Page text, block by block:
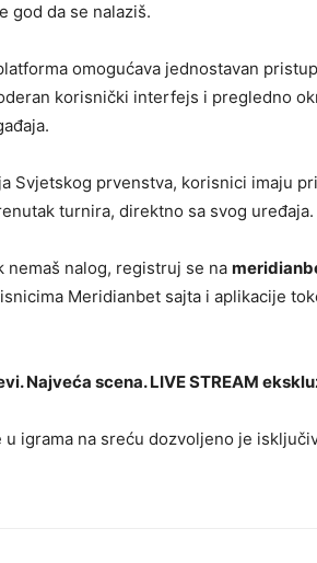
god da se nalaziš.
omogućava jednostavan
korisnički interfejs i pregledno
Svjetskog prvenstva, korisnici imaju
turnira, direktno sa svog uređaja.
nemaš nalog, registruj se na
Meridianbet sajta i aplikacije
Najveća scena. LIVE STREAM
u igrama na sreću dozvoljeno je